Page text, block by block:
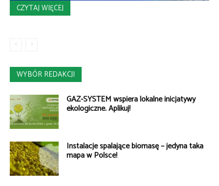
CZYTAJ WIĘCEJ
WYBÓR REDAKCJI
GAZ-SYSTEM wspiera lokalne inicjatywy
ekologiczne. Aplikuj!
Instalacje spalające biomasę – jedyna taka
mapa w Polsce!